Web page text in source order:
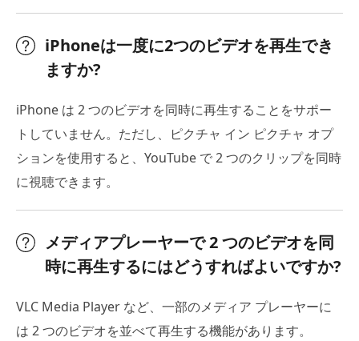
iPhoneは一度に2つのビデオを再生でき
ますか?
iPhone は 2 つのビデオを同時に再生することをサポー
トしていません。ただし、ピクチャ イン ピクチャ オプ
ションを使用すると、YouTube で 2 つのクリップを同時
に視聴できます。
メディアプレーヤーで 2 つのビデオを同
時に再生するにはどうすればよいですか?
VLC Media Player など、一部のメディア プレーヤーに
は 2 つのビデオを並べて再生する機能があります。